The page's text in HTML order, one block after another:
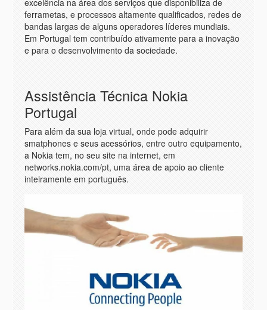
excelência na área dos serviços que disponibiliza de
ferrametas, e processos altamente qualificados, redes de
bandas largas de alguns operadores líderes mundiais.
Em Portugal tem contribuído ativamente para a inovaçäo
e para o desenvolvimento da sociedade.
Assistência Técnica Nokia
Portugal
Para além da sua loja virtual, onde pode adquirir
smatphones e seus acessórios, entre outro equipamento,
a Nokia tem, no seu site na internet, em
networks.nokia.com/pt, uma área de apoio ao cliente
inteiramente em português.